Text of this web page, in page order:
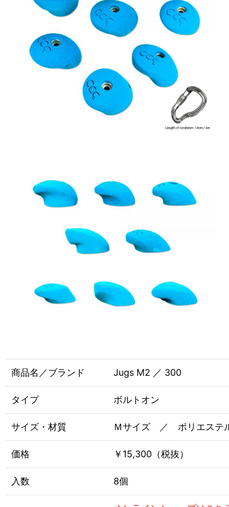
商品名／ブランド Jugs M2 ／ 300
タイプ ボルトオン
サイズ・材質 Ｍサイズ ／ ポリエステ
価格 ￥15,300（税抜）
入数 8個